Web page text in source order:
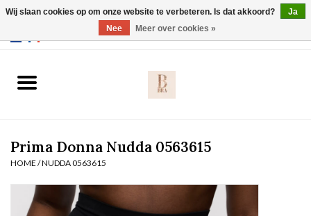
Slip
Body
Prima Donna Nudda 0563615
HOME /NUDDA 0563615
Wij slaan cookies op om onze website te verbeteren. Is dat akkoord?
Ja
Nee
Meer over cookies »
Webshop werkt met EU maten. .